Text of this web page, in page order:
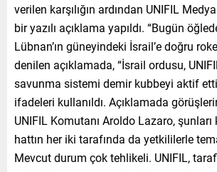
verilen karşılığın ardından UNIFIL
bir yazılı açıklama yapıldı. “Bugün
Lübnan’ın güneyindeki İsrail’e doğru
denilen açıklamada, “İsrail ordusu,
savunma sistemi demir kubbeyi aktif
ifadeleri kullanıldı. Açıklamada
UNIFIL Komutanı Aroldo Lazaro,
hattın her iki tarafında da yetkililerle
Mevcut durum çok tehlikeli. UNIFIL,